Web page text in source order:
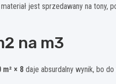
materiał jest sprzedawany na
na m3
m² × 8 daje absurdalny wynik, bo